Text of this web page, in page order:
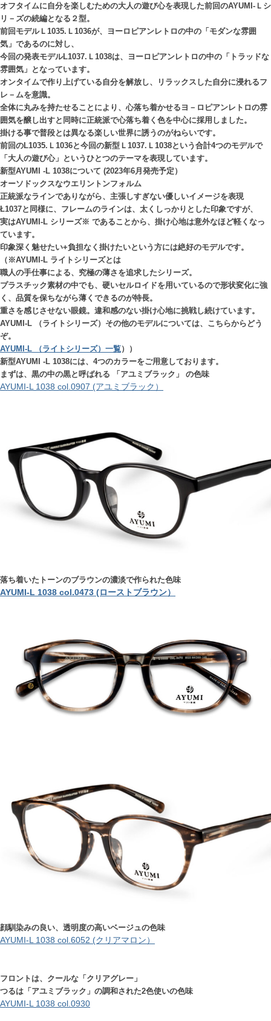
オフタイムに自分を楽しむための大人の遊び心を表現した前回のAYUMI-Ｌシ
リ－ズの続編となる２型。
前回モデルＬ1035.Ｌ1036が、ヨーロピアンレトロの中の「モダンな雰囲
気」であるのに対し、
今回の発表モデルL1037.Ｌ1038は、ヨーロピアンレトロの中の「トラッドな
雰囲気」となっています。
オンタイムで作り上げている自分を解放し、リラックスした自分に浸れるフ
レ－ムを意識。
全体に丸みを持たせることにより、心落ち着かせるヨ－ロピアンレトロの雰
囲気を醸し出すと同時に正統派で心落ち着く色を中心に採用しました。
掛ける事で普段とは異なる楽しい世界に誘うのがねらいです。
前回のL1035.Ｌ1036と今回の新型Ｌ1037.Ｌ1038という合計4つのモデルで
「大人の遊び心」というひとつのテーマを表現しています。
新型AYUMI -L 1038について (2023年6月発売予定）
オーソドックスなウエリントンフォルム
正統派なラインでありながら、主張しすぎない優しいイメージを表現
Ł1037と同様に、フレームのラインは、太くしっかりとした印象ですが、
実はAYUMI-L シリーズ※ であることから、掛け心地は意外なほど軽くなっ
ています。
印象深く魅せたい+負担なく掛けたいという方には絶好のモデルです。
（※AYUMI-L ライトシリーズとは
職人の手仕事による、究極の薄さを追求したシリーズ。
プラスチック素材の中でも、硬いセルロイドを用いているので形状変化に強
く、品質を保ちながら薄くできるのが特長。
重さを感じさせない眼鏡。違和感のない掛け心地に挑戦し続けています。
AYUMI-L （ライトシリーズ）その他のモデルについては、こちらからどう
ぞ。
AYUMI-L （ライトシリーズ）一覧））
新型AYUMI -L 1038には、4つのカラーをご用意しております。
まずは、黒の中の黒と呼ばれる 「アユミブラック」 の色味
AYUMI-L 1038 col.0907 (アユミブラック）
落ち着いたトーンのブラウンの濃淡で作られた色味
AYUMI-L 1038 col.0473 (ローストブラウン）
顔馴染みの良い、透明度の高いベージュの色味
AYUMI-L 1038 col.6052 (クリアマロン）
フロントは、クールな「クリアグレー」
つるは「アユミブラック」の調和された2色使いの色味
AYUMI-L 1038 col.0930